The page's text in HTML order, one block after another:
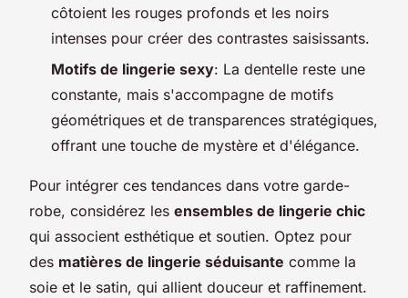
côtoient les rouges profonds et les noirs
intenses pour créer des contrastes saisissants.
Motifs de lingerie sexy: La dentelle reste une
constante, mais s'accompagne de motifs
géométriques et de transparences stratégiques,
offrant une touche de mystère et d'élégance.
Pour intégrer ces tendances dans votre garde-
robe, considérez les ensembles de lingerie chic
qui associent esthétique et soutien. Optez pour
des matières de lingerie séduisante comme la
soie et le satin, qui allient douceur et raffinement.